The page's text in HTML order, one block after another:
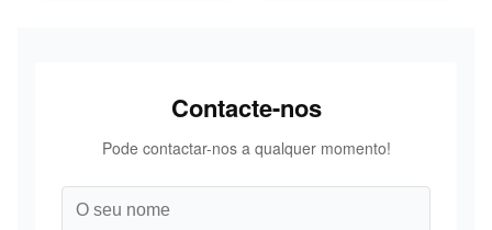
Contacte-nos
Pode contactar-nos a qualquer momento!